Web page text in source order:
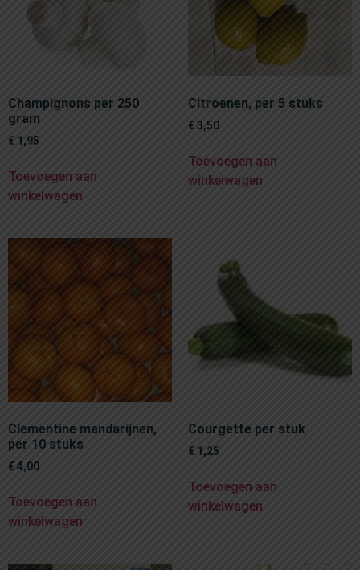
Champignons per 250
gram
€ 1,95
Toevoegen aan
winkelwagen
Citroenen, per 5 stuks
€ 3,50
Toevoegen aan
winkelwagen
Clementine mandarijnen,
per 10 stuks
€ 4,00
Toevoegen aan
winkelwagen
Courgette per stuk
€ 1,25
Toevoegen aan
winkelwagen